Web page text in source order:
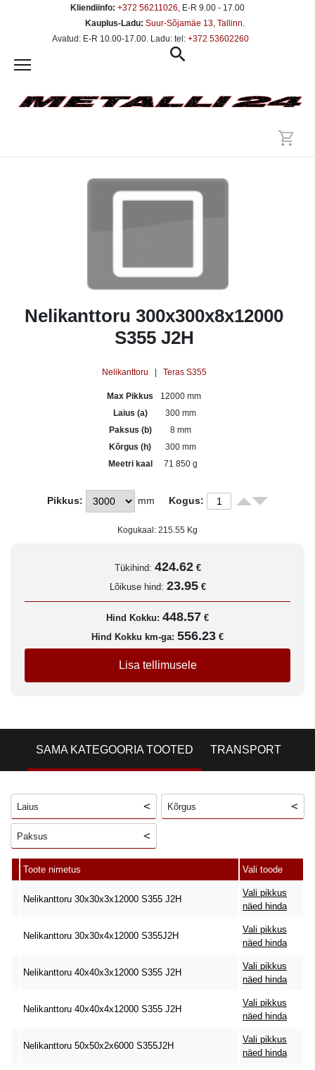
Kliendiinfo: +372 56211026, E-R 9.00 - 17.00
Kauplus-Ladu: Suur-Sõjamäe 13, Tallinn.
Avatud: E-R 10.00-17.00. Ladu: tel: +372 53602260
Nelikanttoru 300x300x8x12000
S355 J2H
Nelikanttoru Teras S355
Max Pikkus
12000 mm
Laius (a)
300 mm
Paksus (b)
8 mm
Kõrgus (h)
300 mm
Meetri kaal
71 850 g
Pikkus: mm Kogus:
Kogukaal: 215.55 Kg
Tükihind: 424.62 €
Lõikuse hind: 23.95 €
Hind Kokku: 448.57 €
Hind Kokku km-ga: 556.23 €
Lisa tellimusele
SAMA KATEGOORIA TOOTED TRANSPORT
Laius Kõrgus
Paksus
Toote nimetus Vali toode
Nelikanttoru 30x30x3x12000 S355 J2H
Vali pikkus
näed hinda
Nelikanttoru 30x30x4x12000 S355J2H
Vali pikkus
näed hinda
Nelikanttoru 40x40x3x12000 S355 J2H
Vali pikkus
näed hinda
Nelikanttoru 40x40x4x12000 S355 J2H
Vali pikkus
näed hinda
Nelikanttoru 50x50x2x6000 S355J2H
Vali pikkus
näed hinda